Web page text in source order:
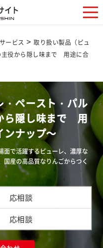
イト
ービス >取り扱い製品（ピュ
主役から隠し味まで 用途に合
・ペースト・パル
ら隠し味まで 用
ンナップ～
面で活躍するピューレ、濃厚な
産の高品質なりんごからつく
応相談
応相談